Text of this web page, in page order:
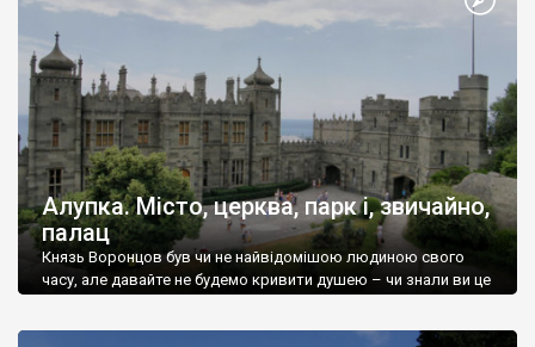
Алупка. Місто, церква, парк і, звичайно,
палац
Князь Воронцов був чи не найвідомішою людиною свого
часу, але давайте не будемо кривити душею – чи знали ви це